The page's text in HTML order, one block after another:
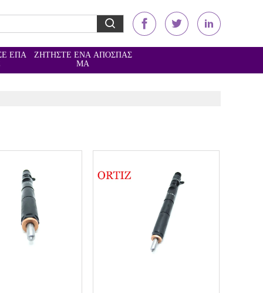
ΕΠΑ
ΖΗΤΉΣΤΕ ΈΝΑ ΑΠΌΣΠΑΣ
ΜΑ